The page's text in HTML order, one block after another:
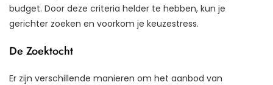
budget. Door deze criteria helder te hebben, kun je
gerichter zoeken en voorkom je keuzestress.
De Zoektocht
Er zijn verschillende manieren om het aanbod van